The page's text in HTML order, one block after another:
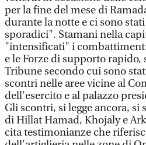
per la fine del mese di
durante la notte e ci sono
sporadici". Stamani nella
"intensificati" i
e le Forze di supporto rapido,
Tribune secondo cui sono
scontri nelle aree vicine al
dell'esercito e al palazzo
Gli scontri, si legge ancora, si
di Hillat Hamad, Khojaly e
cita testimonianze che